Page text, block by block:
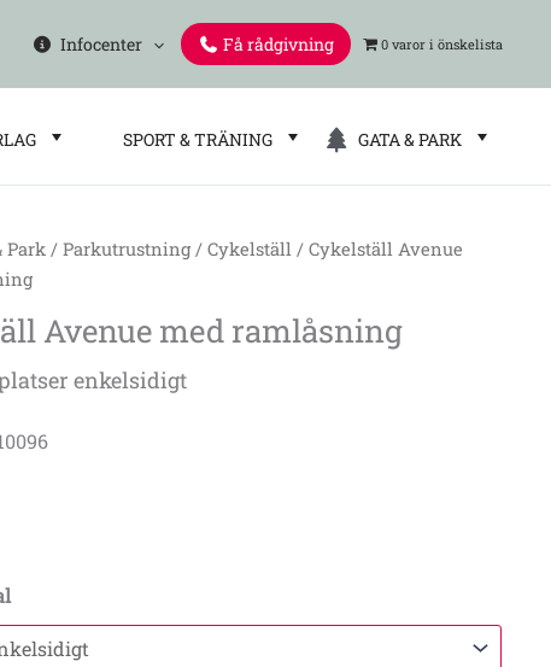
Infocenter Få rådgivning 0 varor
SPORT & TRÄNING GATA & PARK
Park /Parkutrustning /Cykelställ / Cykelställ Avenue
Avenue med ramlåsning
enkelsidigt